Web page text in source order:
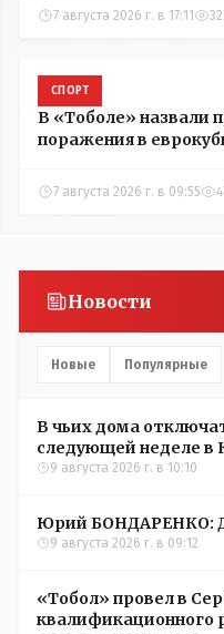
7 августа 2026 г. в 17:11
СПОРТ
В «Тоболе» назвали
поражения в
7 августа 2026 г. в 09:55
Новости
Новые Популярные
В чьих дома
следующей неделе в
9 августа 2026 г. в 10:10
Юрий БОНДАРЕНКО:
9 августа 2026 г. в 09:12
«Тобол» провел в
квалификационного